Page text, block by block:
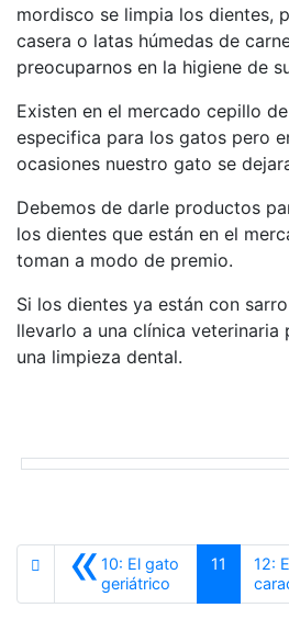
mordisco se limpia los dientes,
casera o latas húmedas de
preocuparnos en la higiene de
Existen en el mercado cepillo
especifica para los gatos pero
ocasiones nuestro gato se
Debemos de darle productos
los dientes que están en el
toman a modo de premio.
Si los dientes ya están con
llevarlo a una clínica veterinaria
una limpieza dental.
«10: El gato
geriátrico
11
12: